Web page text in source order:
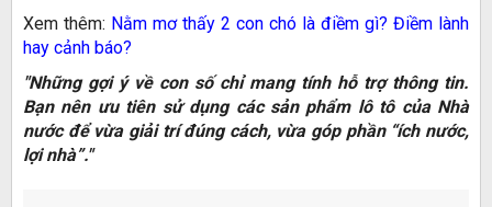
Xem thêm: Nằm mơ thấy 2 con chó là điềm gì? Điềm lành
hay cảnh báo?
"Những gợi ý về con số chỉ mang tính hỗ trợ thông tin.
Bạn nên ưu tiên sử dụng các sản phẩm lô tô của Nhà
nước để vừa giải trí đúng cách, vừa góp phần “ích nước,
lợi nhà”."